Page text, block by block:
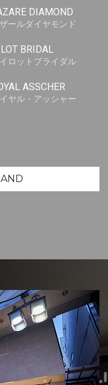
DIAMOND
ールダイヤモンド
BRIDAL
ロットブライダル
ASSCHER
ヤル・アッシャー